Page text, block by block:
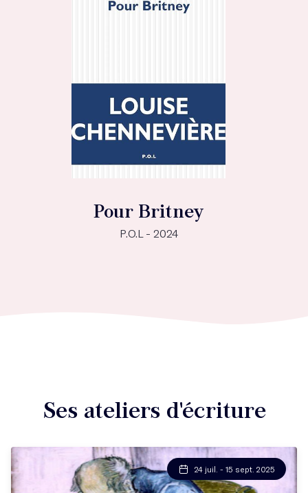
Pour Britney
P.O.L - 2024
Ses ateliers d'écriture
24 juil. - 15 sept. 2025